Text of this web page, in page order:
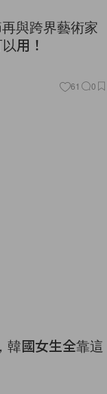
與跨界藝術家
用！
61 0
韓國女生全靠這